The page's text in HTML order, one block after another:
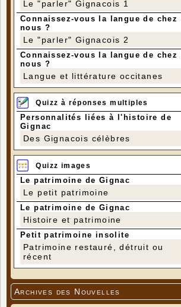
Le "parler" Gignacois 1
Connaissez-vous la langue de chez
nous ?
Le "parler" Gignacois 2
Connaissez-vous la langue de chez
nous ?
Langue et littérature occitanes
Quizz à réponses multiples
Personnalités liées à l'histoire de
Gignac
Des Gignacois célèbres
Quizz images
Le patrimoine de Gignac
Le petit patrimoine
Le patrimoine de Gignac
Histoire et patrimoine
Petit patrimoine insolite
Patrimoine restauré, détruit ou
récent
Archives des Nouvelles